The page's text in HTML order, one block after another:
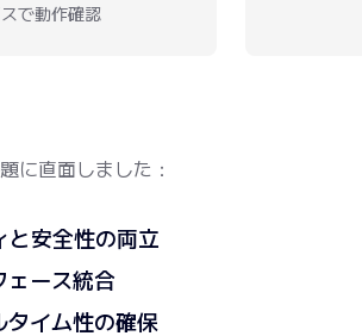
で動作確認
に直面しました：
と安全性の両立
ェース統合
イム性の確保